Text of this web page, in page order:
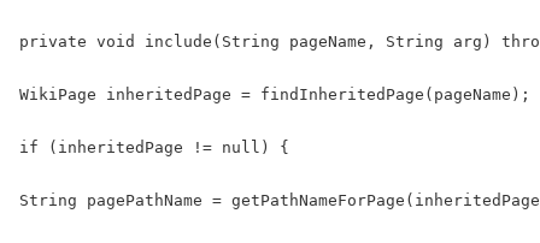
private void include(String pageName, String arg)
WikiPage inheritedPage = findInheritedPage(pageName);
if (inheritedPage != null) {
String pagePathName =